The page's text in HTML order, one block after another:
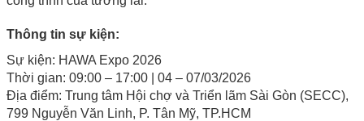
Thông tin sự kiện:
Sự kiện: HAWA Expo 2026
Thời gian: 09:00 – 17:00 | 04 – 07/03/2026
Địa điểm: Trung tâm Hội chợ và Triển lãm Sài Gòn (SECC),
799 Nguyễn Văn Linh, P. Tân Mỹ, TP.HCM